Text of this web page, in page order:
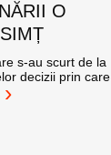
O
s-au scurt de la
decizii prin care